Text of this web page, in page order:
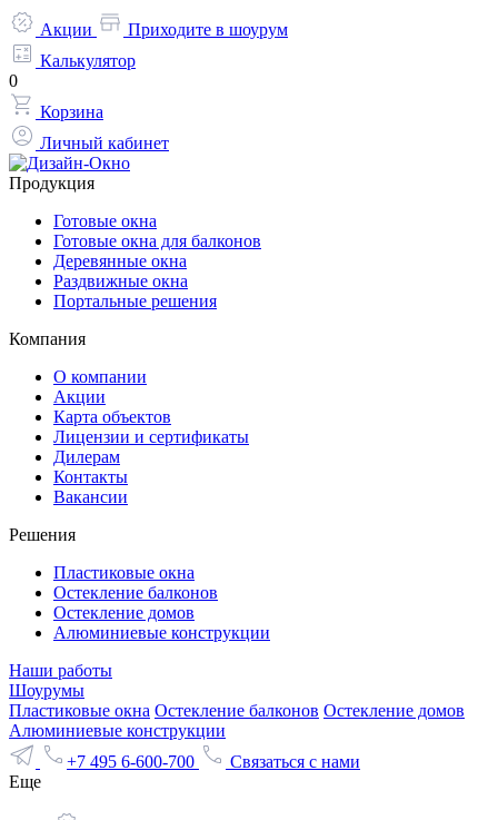
Акции
Приходите в шоурум
Калькулятор
0
Корзина
Личный кабинет
Продукция
Готовые окна
Готовые окна для балконов
Деревянные окна
Раздвижные окна
Портальные решения
Компания
О компании
Акции
Карта объектов
Лицензии и сертификаты
Дилерам
Контакты
Вакансии
Решения
Пластиковые окна
Остекление балконов
Остекление домов
Алюминиевые конструкции
Наши работы
Шоурумы
Пластиковые окна Остекление балконов Остекление домов
Алюминиевые конструкции
+7 495 6-600-700
Связаться с нами
Еще